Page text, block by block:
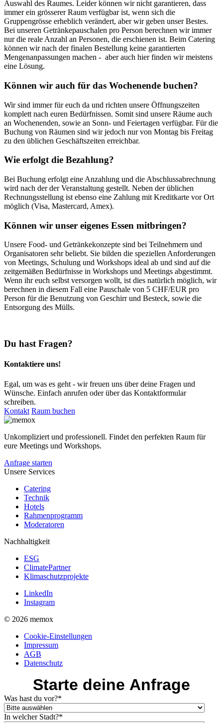
Auswahl des Raumes. Leider können wir nicht garantieren, dass
immer ein grösserer Raum verfügbar ist, wenn sich die
Gruppengrösse erheblich verändert, aber wir geben unser Bestes.
Bei unseren Getränkepauschalen pro Person berechnen wir immer
nur die reale Anzahl an Personen, die erschienen ist. Beim Catering
können wir nach der finalen Bestellung keine garantierten
Mengenanpassungen machen - aber auch hier finden wir meistens
eine Lösung.
Können wir auch für das Wochenende buchen?
Wir sind immer für euch da und richten unsere Öffnungszeiten
komplett nach euren Bedürfnissen. Somit sind unsere Räume auch
an Wochenenden, sowie an Sonn- und Feiertagen verfügbar. Für die
Buchung von Räumen sind wir jedoch nur von Montag bis Freitag
zu den üblichen Geschäftszeiten erreichbar.
Wie erfolgt die Bezahlung?
Bei Buchung erfolgt eine Anzahlung und die Abschlussabrechnung
wird nach der der Veranstaltung gestellt. Neben der üblichen
Rechnungsstellung ist ebenso eine Zahlung mit Kreditkarte vor Ort
möglich (Visa, Mastercard, Amex).
Können wir unser eigenes Essen mitbringen?
Unsere Food- und Getränkekonzepte sind bei Teilnehmern und
Organisatoren sehr beliebt. Sie bilden die speziellen Anforderungen
von Meetings, Schulung und Workshops ideal ab und sind auf die
zeitgemäßen Bedürfnisse in Workshops und Meetings abgestimmt.
Wenn ihr euch selbst versorgen wollt, ist dies natürlich möglich, wir
berechnen in diesem Fall eine Pauschale von 5 CHF/EUR pro
Person für die Benutzung von Geschirr und Besteck, sowie die
Entsorgung des Mülls.
Du hast Fragen?
Kontaktiere uns!
Egal, um was es geht - wir freuen uns über deine Fragen und
Wünsche. Einfach anrufen oder über das Kontaktformular
schreiben.
Kontakt Raum buchen
Unkompliziert und professionell. Findet den perfekten Raum für
eure Meetings und Workshops.
Anfrage starten
Unsere Services
Catering
Technik
Hotels
Rahmenprogramm
Moderatoren
Nachhaltigkeit
ESG
ClimatePartner
Klimaschutzprojekte
LinkedIn
Instagram
© 2026 memox
Cookie-Einstellungen
Impressum
AGB
Datenschutz
Starte deine Anfrage
Was hast du vor?*
In welcher Stadt?*